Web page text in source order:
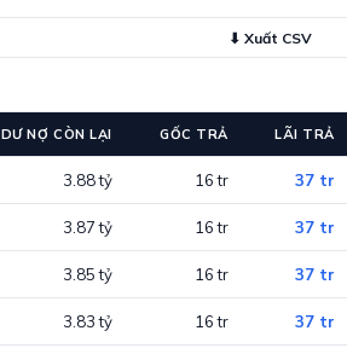
⬇ Xuất CSV
DƯ NỢ CÒN LẠI GỐC TRẢ LÃI TRẢ
3.88 tỷ 16 tr 37 tr
3.87 tỷ 16 tr 37 tr
3.85 tỷ 16 tr 37 tr
3.83 tỷ 16 tr 37 tr